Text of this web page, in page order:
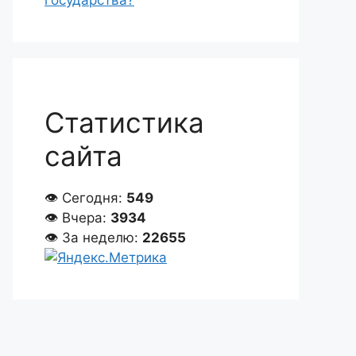
Статистика
сайта
👁 Сегодня: 549
👁 Вчера: 3934
👁 За неделю: 22655